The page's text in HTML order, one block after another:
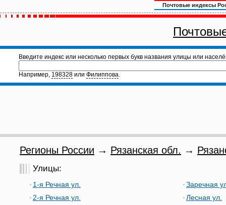
Почтовые индексы
Введите индекс или несколько первых букв названия улицы или
Например, 198328 или Филиппова.
Регионы России → Рязанская обл. →
Улицы:
1-я Речная ул.
2-я Речная ул.
Заречная
Лесная ул.